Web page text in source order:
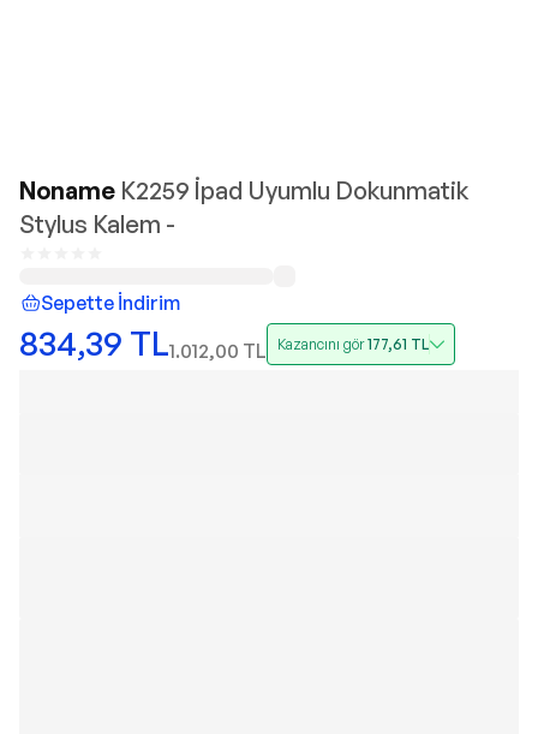
Noname K2259 İpad Uyumlu Dokunmatik
Stylus Kalem -
Sepette İndirim
834,39 TL1.012,00 TL Kazancını gör177,61 TL